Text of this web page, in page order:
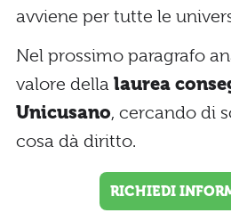
avviene per tutte le
Nel prossimo paragrafo
valore della laurea
Unicusano, cercando di
cosa dà diritto.
RICHIEDI